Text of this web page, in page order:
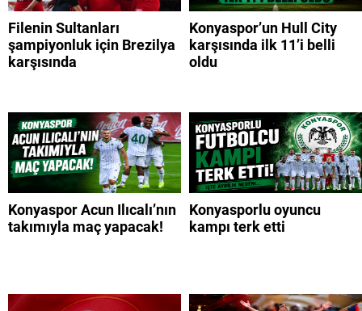
Filenin Sultanları
şampiyonluk için Brezilya
karşısında
Konyaspor’un Hull City
karşısında ilk 11’i belli
oldu
Konyaspor Acun Ilıcalı’nın
takımıyla maç yapacak!
Konyasporlu oyuncu
kampı terk etti